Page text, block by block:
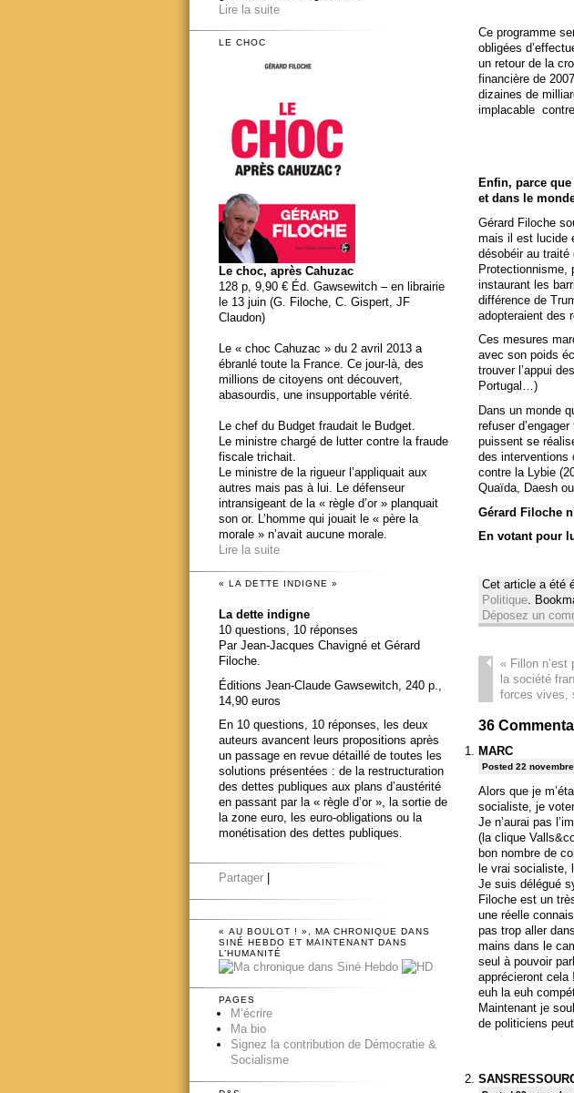
Ce programme
obligées
un retour de la
financière de
dizaines de
implacable
Enfin, parce
et dans le
Gérard Filoche
mais il est lucide
désobéir au traité
Protectionnisme,
instaurant les
différence de
adopteraient des
Ces mesures
avec son poids
trouver l’appui
Portugal…)
Dans un monde
refuser
puissent se
des interventions
contre la Lybie
Quaïda, Daesh
Gérard Filoche
En votant pour
Cet article a été
Politique.
Déposez un
«Fillon n’est
la société
forces vives,
36
MARC
Posted 22
Alors que je
socialiste, je
Je n’aurai pas
(la clique
bon nombre de
le vrai socialiste,
Je suis délégué
Filoche est un
une réelle
pas trop aller
mains dans le
seul à pouvoir
apprécieront cela
euh la euh
Maintenant je
de politiciens
Lire la suite
LE CHOC
Le choc, après Cahuzac
128 p, 9,90 € Éd. Gawsewitch – en librairie
le 13 juin (G. Filoche, C. Gispert, JF
Claudon)
Le « choc Cahuzac » du 2 avril 2013 a
ébranlé toute la France. Ce jour-là, des
millions de citoyens ont découvert,
abasourdis, une insupportable vérité.
Le chef du Budget fraudait le Budget.
Le ministre chargé de lutter contre la fraude
fiscale trichait.
Le ministre de la rigueur l’appliquait aux
autres mais pas à lui. Le défenseur
intransigeant de la « règle d’or » planquait
son or. L’homme qui jouait le « père la
morale » n’avait aucune morale.
Lire la suite
« LA DETTE INDIGNE »
La dette indigne
10 questions, 10 réponses
Par Jean-Jacques Chavigné et Gérard
Filoche.
Éditions Jean-Claude Gawsewitch, 240 p.,
14,90 euros
En 10 questions, 10 réponses, les deux
auteurs avancent leurs propositions après
un passage en revue détaillé de toutes les
solutions présentées : de la restructuration
des dettes publiques aux plans d’austérité
en passant par la « règle d’or », la sortie de
la zone euro, les euro-obligations ou la
monétisation des dettes publiques.
Partager
« AU BOULOT ! », MA CHRONIQUE DANS
SINÉ HEBDO ET MAINTENANT DANS
L’HUMANITÉ
PAGES
M’écrire
Ma bio
Signez la contribution de Démocratie &
Socialisme